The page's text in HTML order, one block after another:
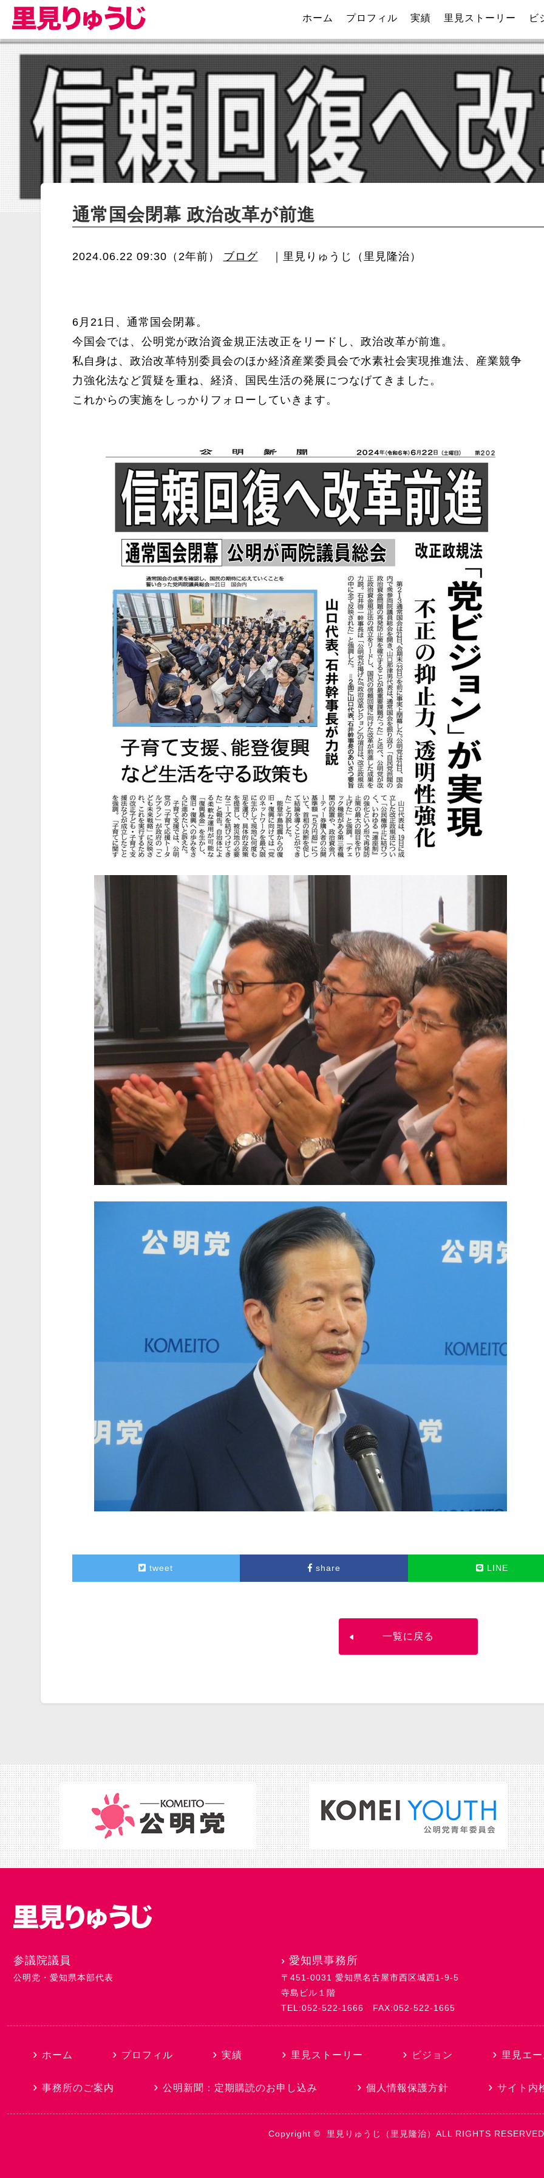
ホーム プロフィル 実績 里見ストーリー ビ
通常国会閉幕 政治改革が前進
2024.06.22 09:30（2年前） ブログ ｜里見りゅうじ（里見隆治）
6月21日、通常国会閉幕。
今国会では、公明党が政治資金規正法改正をリードし、政治改革が前進。
私自身は、政治改革特別委員会のほか経済産業委員会で水素社会実現推進法、産業競争
力強化法など質疑を重ね、経済、国民生活の発展につなげてきました。
これからの実施をしっかりフォローしていきます。
tweet share LINE
一覧に戻る
参議院議員
公明党・愛知県本部代表
› 愛知県事務所
〒451-0031 愛知県名古屋市西区城西1-9-5
寺島ビル１階
TEL:052-522-1666 FAX:052-522-1665
ホーム プロフィル 実績 里見ストーリー ビジョン 里見エ
事務所のご案内 公明新聞：定期購読のお申し込み 個人情報保護方針 サイト内
Copyright © 里見りゅうじ（里見隆治） ALL RIGHTS